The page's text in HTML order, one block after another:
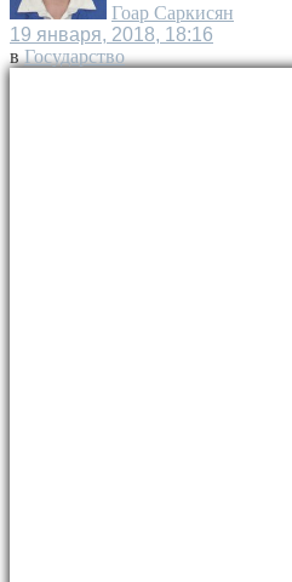
Гоар Саркисян
19 января, 2018, 18:16
в Государство